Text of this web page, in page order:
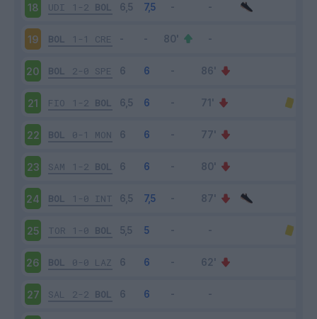
18 UDI 1-2 BOL
19 BOL 1-1 CRE
20 BOL 2-0 SPE
21 FIO 1-2 BOL
22 BOL 0-1 MON
23 SAM 1-2 BOL
24 BOL 1-0 INT
25 TOR 1-0 BOL
26 BOL 0-0 LAZ
27 SAL 2-2 BOL